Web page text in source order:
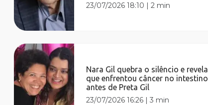
23/07/2026 18:10 |2 min
Nara Gil quebra o silêncio e revela
que enfrentou câncer no intestino
antes de Preta Gil
23/07/2026 16:26 |3 min